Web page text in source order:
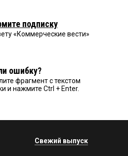
подписку
«Коммерческие вести»
ошибку?
фрагмент с текстом
и нажмите Ctrl + Enter.
Свежий выпуск